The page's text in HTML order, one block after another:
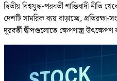
দ্বিতীয় বিশ্বযুদ্ধ-পরবর্তী শান্তিবাদী
দেশটি সামরিক ব্যয় বাড়াচ্ছে, প্রতিরক্ষা-
দূরবর্তী দ্বীপগুলোতে ক্ষেপণাস্ত্র